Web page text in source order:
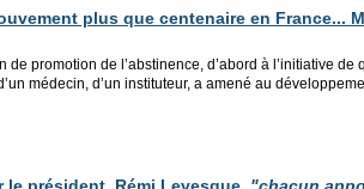
plus que centenaire en France...
de promotion de l’abstinence, d’abord à l’initiative
médecin, d’un instituteur, a amené au
le président, Rémi Levesque, "chacun